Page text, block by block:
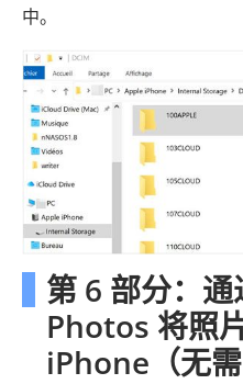
中。
第 6 部分：
Photos 将照
iPhone（无需